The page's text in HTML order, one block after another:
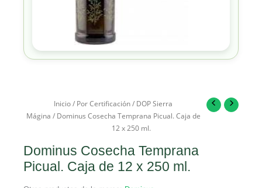
Inicio/ Por Certificación/ DOP Sierra
Mágina / Dominus Cosecha Temprana Picual. Caja de
12 x 250 ml.
Dominus Cosecha Temprana
Picual. Caja de 12 x 250 ml.